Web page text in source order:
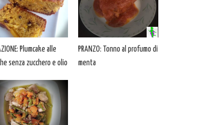
Plumcake alle
senza zucchero e olio
PRANZO: Tonno al profumo di
menta